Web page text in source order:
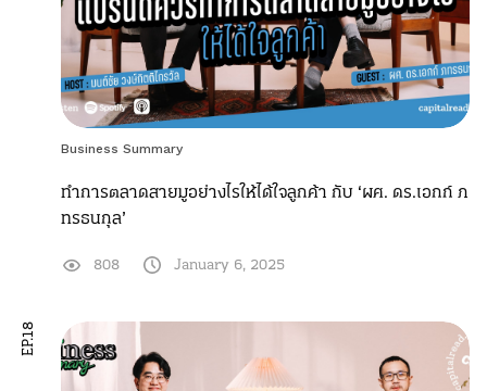
Business Summary
ทำการตลาดสายมูอย่างไรให้ได้ใจลูกค้า กับ ‘ผศ. ดร.เอกก์ ภ
ทรธนกุล’
808 January 6, 2025
EP.18